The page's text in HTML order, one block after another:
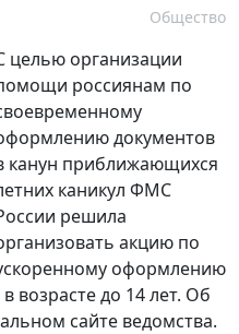
Общество
целью организации
россиянам по
документов
канун приближающихся
каникул ФМС
решила
акцию по
оформлению
возрасте до 14 лет. Об
сайте ведомства.